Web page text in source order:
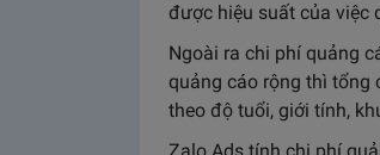
được hiệu suất của việc
Ngoài ra chi phí quảng
quảng cáo rộng thì tổng
theo độ tuổi, giới tính,